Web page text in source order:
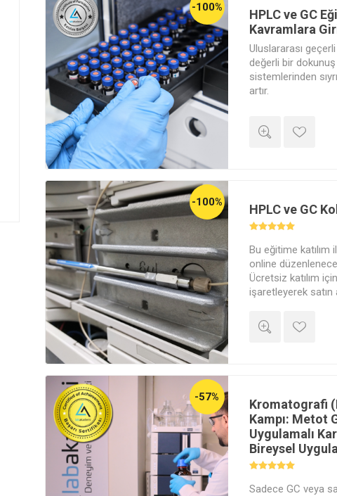
-100%
HPLC ve GC
Kavramlara
Uluslararası
değerli bir
sistemlerinden
artır.
-100% HPLC ve GC
Bu eğitime katılım
online
Ücretsiz katılım
işaretleyerek
adınıza
"Sertifika Talebi"
-57%
Kromatografi
Kampı: Metot
Uygulamalı
Bireysel
Sadece GC veya